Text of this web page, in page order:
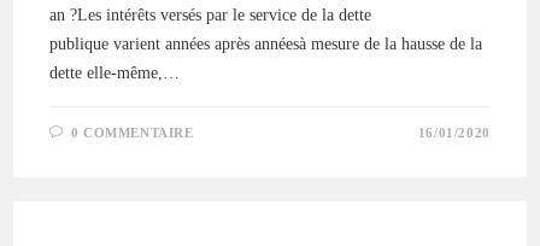
an ?Les intérêts versés par le service de la dette
publique varient années après annéesà mesure de la hausse de la
dette elle-même,…
0 COMMENTAIRE 16/01/2020